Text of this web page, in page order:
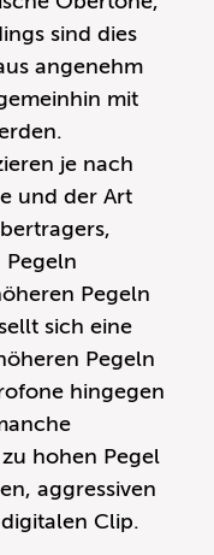
sind dies
angenehm
mit
je nach
und der Art
Pegeln
sich eine
Pegeln
hingegen
hohen Pegel
aggressiven
Clip.